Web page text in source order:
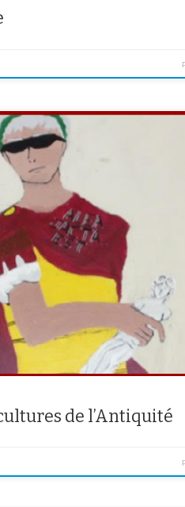
vers les Padlets des différentes classes.
de 5ème :
8flrfmvn5pl Classes de
wckhmrlphhra Classes de
45f9hdvt6fl6
de l’Antiquité